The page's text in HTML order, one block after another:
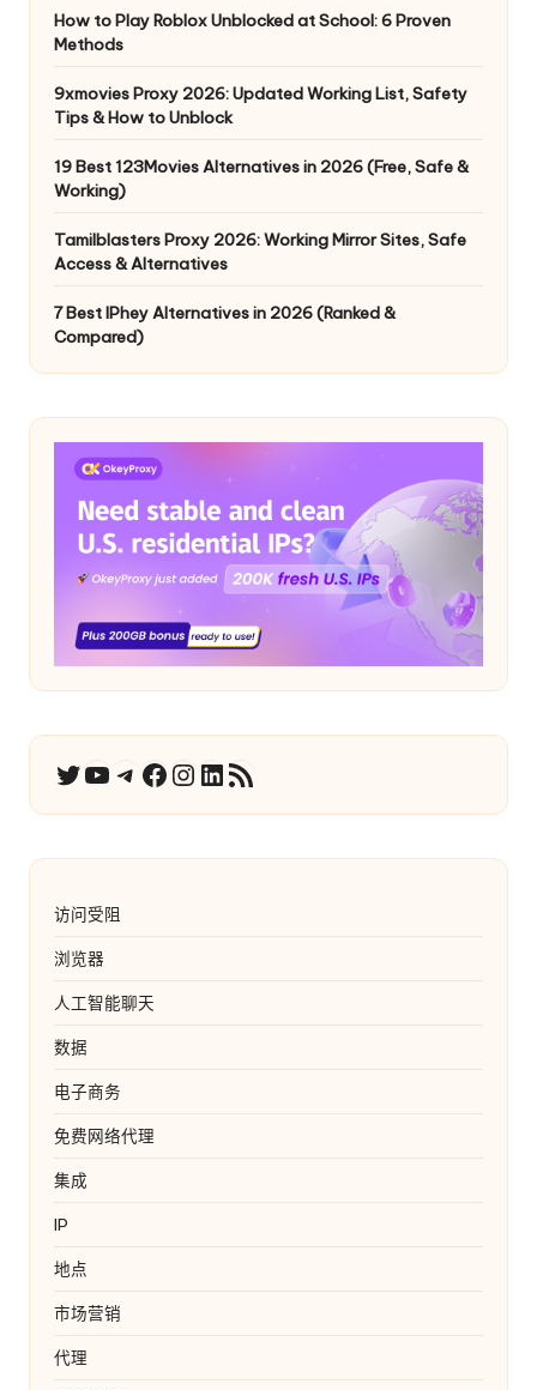
How to Play Roblox Unblocked at School: 6 Proven
Methods
9xmovies Proxy 2026: Updated Working List, Safety
Tips & How to Unblock
19 Best 123Movies Alternatives in 2026 (Free, Safe &
Working)
Tamilblasters Proxy 2026: Working Mirror Sites, Safe
Access & Alternatives
7 Best IPhey Alternatives in 2026 (Ranked &
Compared)
推特YouTube
电报 在 Facebook 上Instagram
LinkedIn
RSS 订阅
访问受阻
浏览器
人工智能聊天
数据
电子商务
免费网络代理
集成
IP
地点
市场营销
代理